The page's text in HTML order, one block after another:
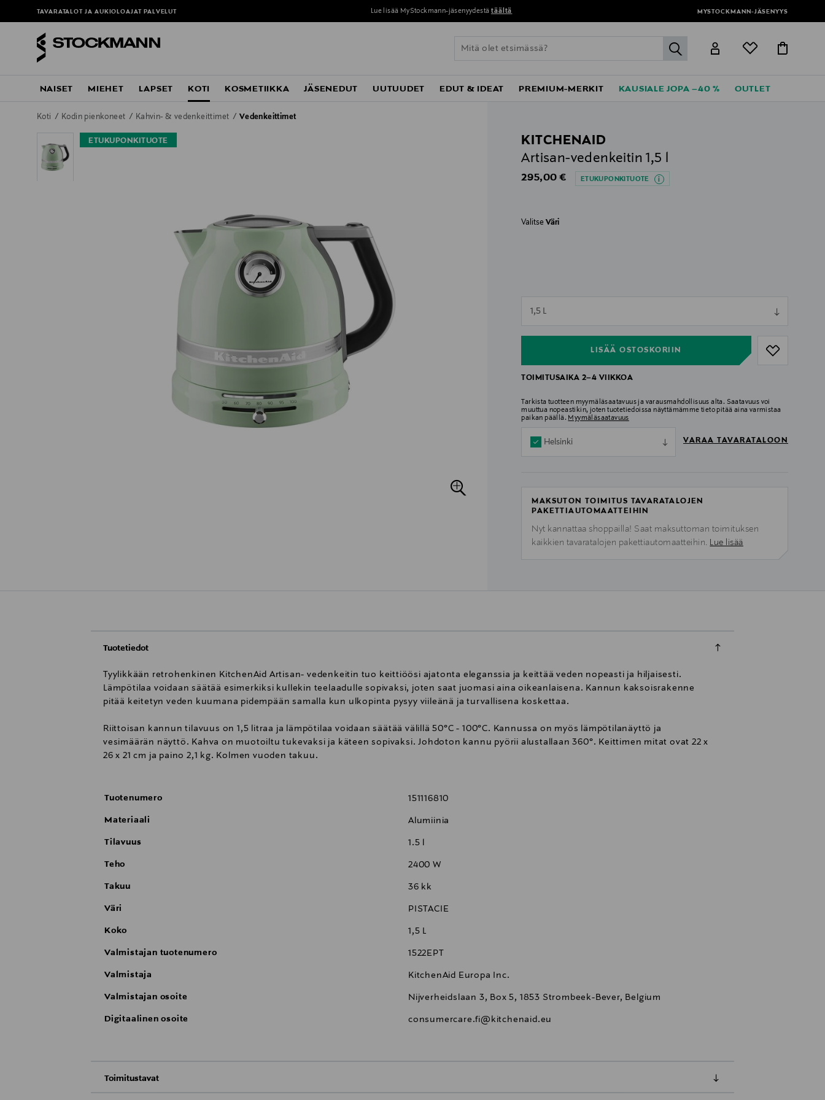
TAVARATALOT JA AUKIOLOAJAT PALVELUT Lue lisää MyStockmann-jäsenyydestä täältä MYSTOCKMANN-JÄSENYYS
label.header.go
NAISET MIEHET LAPSET KOTI KOSMETIIKKA JÄSENEDUT UUTUUDET EDUT & IDEAT PREMIUM-MERKIT KAUSIALE JOPA –40 % OUTLET
Koti Kodin pienkoneet Kahvin- & vedenkeittimet Vedenkeittimet
ETUKUPONKITUOTE
KITCHENAID
Artisan-vedenkeitin 1,5 l
Original Price
295,00 € ETUKUPONKITUOTE
ValitseVäri
1,5 L
LISÄÄ OSTOSKORIIN
TOIMITUSAIKA 2–4 VIIKKOA
Tarkista tuotteen myymäläsaatavuus ja varausmahdollisuus alta. Saatavuus voi
muuttua nopeastikin, joten tuotetiedoissa näyttämämme tieto pitää aina varmistaa
paikan päällä. Myymäläsaatavuus
Helsinki VARAA TAVARATALOON
MAKSUTON TOIMITUS TAVARATALOJEN
PAKETTIAUTOMAATTEIHIN
Nyt kannattaa shoppailla! Saat maksuttoman toimituksen
kaikkien tavaratalojen pakettiautomaatteihin. Lue lisää
Tuotetiedot
Tyylikkään retrohenkinen KitchenAid Artisan- vedenkeitin tuo keittiöösi ajatonta eleganssia ja keittää veden nopeasti ja hiljaisesti.
Lämpötilaa voidaan säätää esimerkiksi kullekin teelaadulle sopivaksi, joten saat juomasi aina oikeanlaisena. Kannun kaksoisrakenne
pitää keitetyn veden kuumana pidempään samalla kun ulkopinta pysyy viileänä ja turvallisena koskettaa.
Riittoisan kannun tilavuus on 1,5 litraa ja lämpötilaa voidaan säätää välillä 50°C - 100°C. Kannussa on myös lämpötilanäyttö ja
vesimäärän näyttö. Kahva on muotoiltu tukevaksi ja käteen sopivaksi. Johdoton kannu pyörii alustallaan 360°. Keittimen mitat ovat 22 x
26 x 21 cm ja paino 2,1 kg. Kolmen vuoden takuu.
Tuotenumero 151116810
Materiaali Alumiinia
Tilavuus 1.5 l
Teho 2400 W
Takuu 36 kk
Väri PISTACIE
Koko 1,5 L
Valmistajan tuotenumero 1522EPT
Valmistaja KitchenAid Europa Inc.
Valmistajan osoite Nijverheidslaan 3, Box 5, 1853 Strombeek-Bever, Belgium
Digitaalinen osoite consumercare.fi@kitchenaid.eu
Toimitustavat